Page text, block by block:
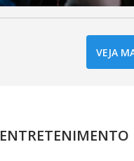
VEJA
ENTRETENIMENTO